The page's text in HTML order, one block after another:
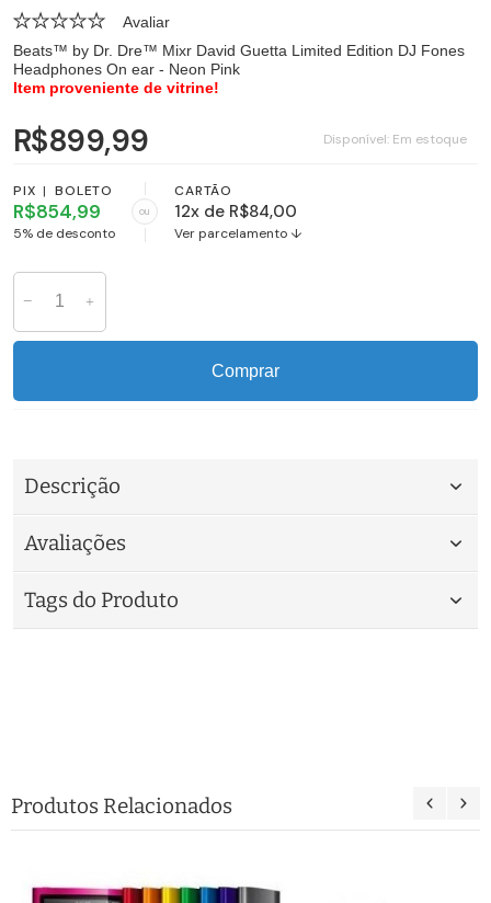
Avaliar
Beats™ by Dr. Dre™ Mixr David Guetta Limited Edition DJ Fones
Headphones On ear - Neon Pink
Item proveniente de vitrine!
Disponível: Em estoque
R$899,99
PIX | BOLETO
R$854,99
5% de desconto
ou
CARTÃO
12x de R$84,00
Ver parcelamento ↓
Comprar
Descrição
Avaliações
Tags do Produto
Produtos Relacionados